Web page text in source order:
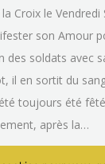
Croix le Vendredi
son Amour
des soldats avec
il en sortit du sang
toujours été fêté
après la…